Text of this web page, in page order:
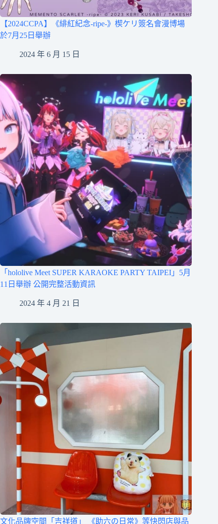
【2024CCPA】《緋紅紀念-ripe-》楔ケリ簽名會漫博場
於7月25日舉辦
2024 年 6 月 15 日
「hololive Meet SUPER KARAOKE PARTY TAIPEI」5月
11日舉辦 公開完整活動資訊
2024 年 4 月 21 日
文化品牌空間「吉祥道」 《助六の日常》等快閃店與品